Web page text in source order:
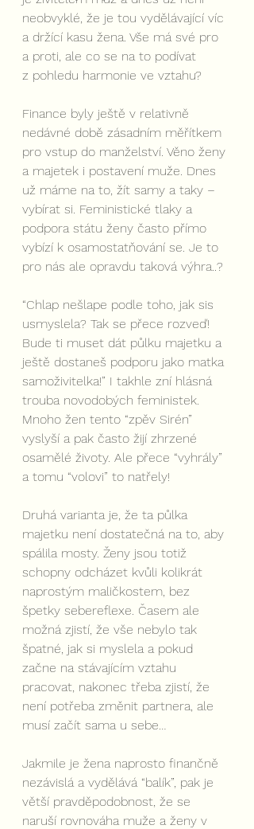
neobvyklé, že je tou vydělávající víc
a držící kasu žena. Vše má své pro
a proti, ale co se na to podívat
z pohledu harmonie ve vztahu?
Finance byly ještě v relativně
nedávné době zásadním měřítkem
pro vstup do manželství. Věno ženy
a majetek i postavení muže. Dnes
už máme na to, žít samy a taky –
vybírat si. Feministické tlaky a
podpora státu ženy často přímo
vybízí k osamostatňování se. Je to
pro nás ale opravdu taková výhra..?
“Chlap nešlape podle toho, jak sis
usmyslela? Tak se přece rozveď!
Bude ti muset dát půlku majetku a
ještě dostaneš podporu jako matka
samoživitelka!” I takhle zní hlásná
trouba novodobých feministek.
Mnoho žen tento “zpěv Sirén”
vyslyší a pak často žijí zhrzené
osamělé životy. Ale přece “vyhrály”
a tomu “volovi” to natřely!
Druhá varianta je, že ta půlka
majetku není dostatečná na to, aby
spálila mosty. Ženy jsou totiž
schopny odcházet kvůli kolikrát
naprostým maličkostem, bez
špetky sebereflexe. Časem ale
možná zjistí, že vše nebylo tak
špatné, jak si myslela a pokud
začne na stávajícím vztahu
pracovat, nakonec třeba zjistí, že
není potřeba změnit partnera, ale
musí začít sama u sebe…
Jakmile je žena naprosto finančně
nezávislá a vydělává “balík”, pak je
větší pravděpodobnost, že se
naruší rovnováha muže a ženy v